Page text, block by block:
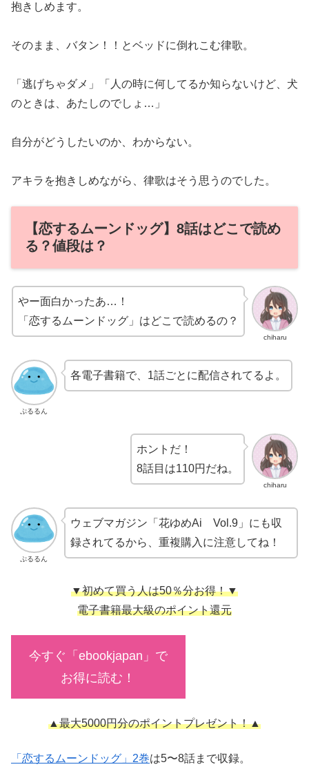
抱きしめます。
そのまま、バタン！！とベッドに倒れこむ律歌。
「逃げちゃダメ」「人の時に何してるか知らないけど、犬
のときは、あたしのでしょ…」
自分がどうしたいのか、わからない。
アキラを抱きしめながら、律歌はそう思うのでした。
【恋するムーンドッグ】8話はどこで読め
る？値段は？
chiharu
やー面白かったあ…！
「恋するムーンドッグ」はどこで読めるの？
ぷるるん
各電子書籍で、1話ごとに配信されてるよ。
chiharu
ホントだ！
8話目は110円だね。
ぷるるん
ウェブマガジン「花ゆめAi Vol.9」にも収
録されてるから、重複購入に注意してね！
▼初めて買う人は50％分お得！▼
電子書籍最大級のポイント還元
今すぐ「ebookjapan」で
お得に読む！
▲最大5000円分のポイントプレゼント！▲
「恋するムーンドッグ」2巻は5〜8話まで収録。